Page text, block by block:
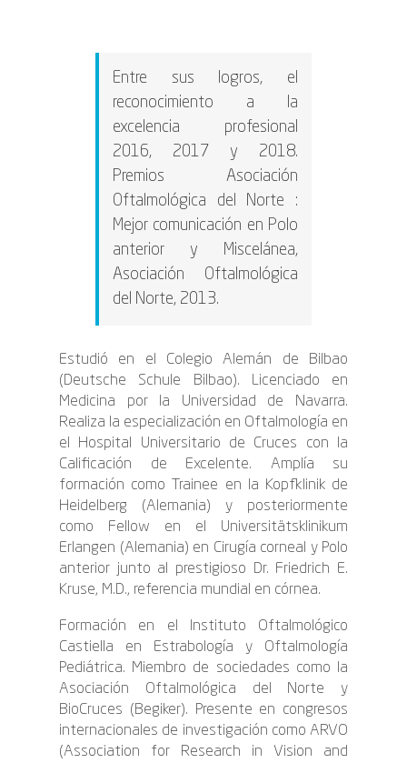
Entre sus logros, el
reconocimiento a la
excelencia profesional
2016, 2017 y 2018.
Premios Asociación
Oftalmológica del Norte :
Mejor comunicación en Polo
anterior y Miscelánea,
Asociación Oftalmológica
del Norte, 2013.
Estudió en el Colegio Alemán de Bilbao
(Deutsche Schule Bilbao). Licenciado en
Medicina por la Universidad de Navarra.
Realiza la especialización en Oftalmología en
el Hospital Universitario de Cruces con la
Calificación de Excelente. Amplía su
formación como Trainee en la Kopfklinik de
Heidelberg (Alemania) y posteriormente
como Fellow en el Universitätsklinikum
Erlangen (Alemania) en Cirugía corneal y Polo
anterior junto al prestigioso Dr. Friedrich E.
Kruse, M.D., referencia mundial en córnea.
Formación en el Instituto Oftalmológico
Castiella en Estrabología y Oftalmología
Pediátrica. Miembro de sociedades como la
Asociación Oftalmológica del Norte y
BioCruces (Begiker). Presente en congresos
internacionales de investigación como ARVO
(Association for Research in Vision and